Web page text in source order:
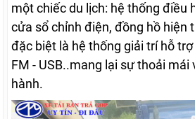
một chiếc du lịch: hệ thống điều
cửa sổ chỉnh điện, đồng hồ hiện
đặc biệt là hệ thống giải trí hỗ trợ
FM - USB..mang lại sự thoải mái
hành.